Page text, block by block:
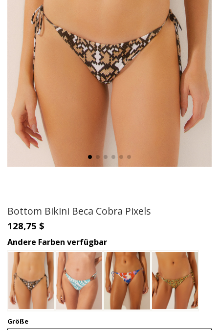
Bottom Bikini Beca Cobra Pixels
128,75 $
Andere Farben verfügbar
Größe